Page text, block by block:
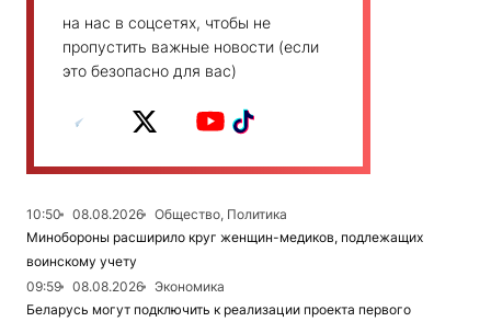
на нас в соцсетях, чтобы не
пропустить важные новости (если
это безопасно для вас)
10:50 08.08.2026
Общество, Политика
Минобороны расширило круг женщин-медиков, подлежащих
воинскому учету
09:59
08.08.2026
Экономика
Беларусь могут подключить к реализации проекта первого